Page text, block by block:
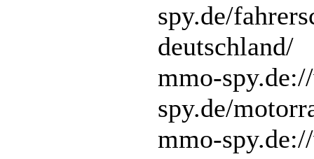
spy.de/
deutschland/
mmo-
spy.de/
mmo-